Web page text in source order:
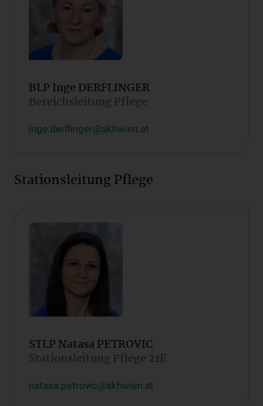
BLP Inge DERFLINGER
Bereichsleitung Pflege
inge.derflinger@akhwien.at
Stationsleitung Pflege
STLP Natasa PETROVIC
Stationsleitung Pflege 21E
natasa.petrovic@akhwien.at